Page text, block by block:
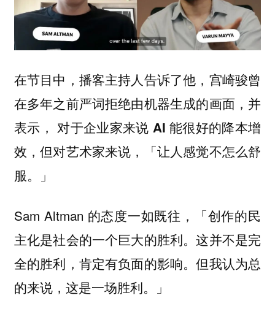
在节目中，播客主持人告诉了他，宫崎骏曾
在多年之前严词拒绝由机器生成的画面，并
表示， 对于企业家来说 AI 能很好的降本增
效，但对艺术家来说，「让人感觉不怎么舒
服。
」
Sam Altman 的态度一如既往，「创作的民
主化是社会的一个巨大的胜利。这并不是完
全的胜利，肯定有负面的影响。但我认为总
的来说，这是一场胜利。」